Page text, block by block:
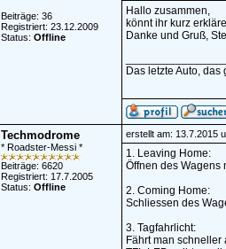
Beiträge: 36
Registriert: 23.12.2009
Status: Offline
Hallo zusammen,
könnt ihr kurz
Danke und Gruß,
Das letzte Auto,
Techmodrome
* Roadster-Messi *
Beiträge: 6620
Registriert: 17.7.2005
Status: Offline
erstellt am: 13.7.2015
1. Leaving Home:
Öffnen des Wagens
2. Coming Home:
Schliessen des
3. Tagfahrlicht:
Fährt man